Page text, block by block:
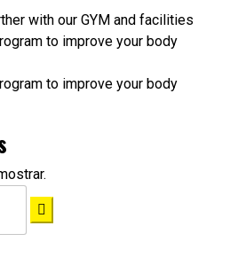
with our GYM and facilities
to improve your body
to improve your body